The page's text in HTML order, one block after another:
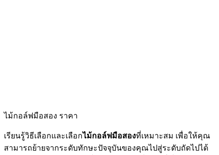
ไม้กอล์ฟมือสอง ราคา
เรียนรู้วิธีเลือกและเลือกไม้กอล์ฟมือสองที่เหมาะสม เพื่อให้คุณ
สามารถย้ายจากระดับทักษะปัจจุบันของคุณไปสู่ระดับถัดไปได้